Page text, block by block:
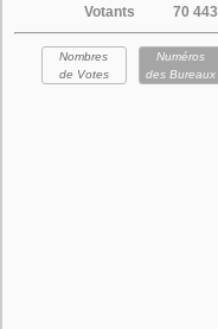
Votants
70 443
Nombres
de Votes
Numéros
des Bureaux